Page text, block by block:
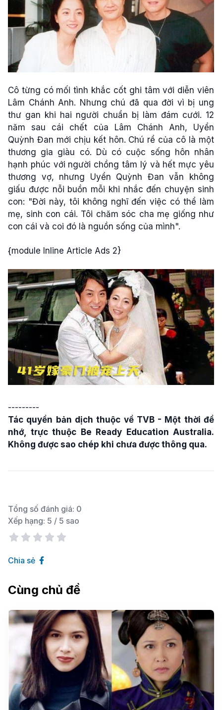
Cô từng có mối tình khắc cốt ghi tâm với diễn viên
Lâm Chánh Anh. Nhưng chú đã qua đời vì bị ung
thư gan khi hai người chuẩn bị làm đám cưới. 12
năm sau cái chết của Lâm Chánh Anh, Uyển
Quỳnh Đan mới chịu kết hôn. Chú rể của cô là một
thương gia giàu có. Dù có cuộc sống hôn nhân
hạnh phúc với người chồng tâm lý và hết mực yêu
thương vợ, nhưng Uyển Quỳnh Đan vẫn không
giấu được nỗi buồn mỗi khi nhắc đến chuyện sinh
con: "Đời này, tôi không nghĩ đến việc có thể làm
mẹ, sinh con cái. Tôi chăm sóc cha mẹ giống như
con cái và coi đó là nguồn sống của mình".
{module Inline Article Ads 2}
---------
Tác quyền bản dịch thuộc về TVB - Một thời để
nhớ, trực thuộc Be Ready Education Australia.
Không được sao chép khi chưa được thông qua.
Tổng số đánh giá: 0
Xếp hạng: 5 / 5 sao
Chia sẻ
Cùng chủ đề